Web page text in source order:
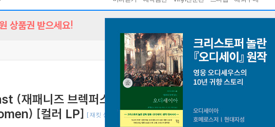
사
상품권 받으세요!
(재패니즈 브렉퍼스트) - 4집 For Melancholy
[컬러 LP]
[ 재킷 상단에 3cm 가량 갈라짐이 있습니다. ]